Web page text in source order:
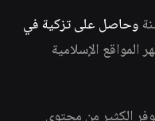
وحاصل على تزكية في
المواقع الإسلامية